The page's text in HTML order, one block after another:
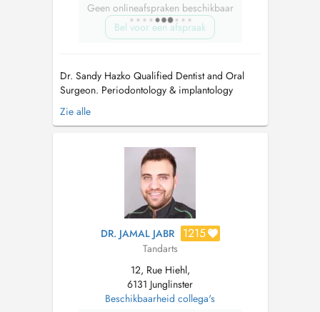
Geen onlineafspraken beschikbaar
Bel voor een afspraak
Dr. Sandy Hazko Qualified Dentist and Oral
Surgeon. Periodontology & implantology
Completed dental studies at Hannover Medical
School (Medizinische Hochschule Hannover),
dentist in a private practice in Hildesheim,
Germany, from 2020 to 2022. Com...
Zie alle
DR. JAMAL JABR 1215
Tandarts
12, Rue Hiehl,
6131 Junglinster
Beschikbaarheid collega's